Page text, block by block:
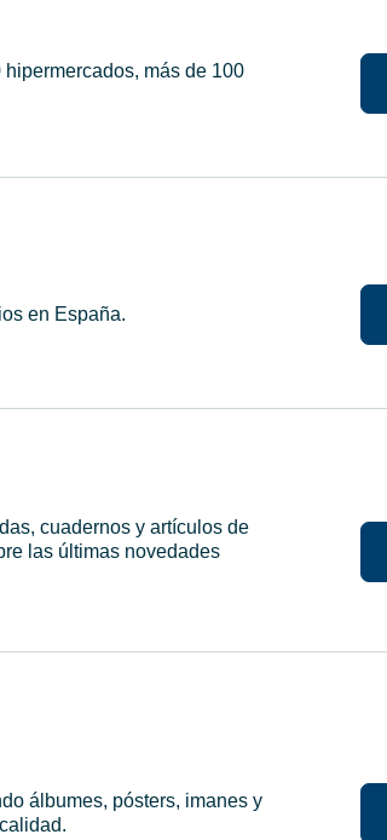
más de 100
en España.
cuadernos y artículos de
las últimas novedades
álbumes, pósters, imanes y